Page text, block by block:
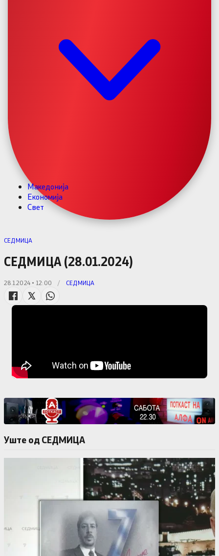
Македонија
Економија
Свет
СЕДМИЦА
СЕДМИЦА (28.01.2024)
28.1.2024 • 12:00 / СЕДМИЦА
Уште од СЕДМИЦА